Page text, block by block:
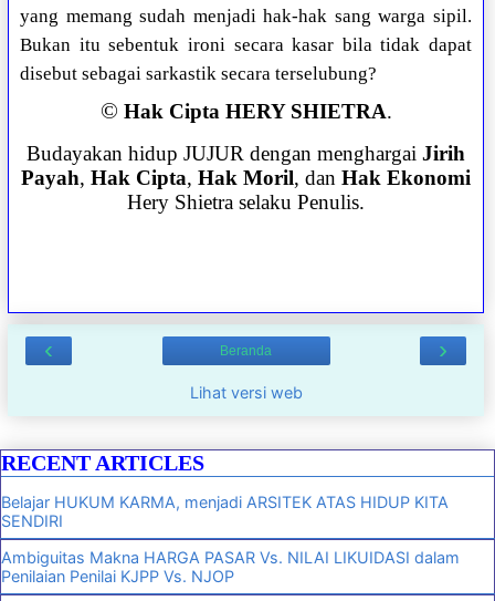
yang memang sudah menjadi hak-hak sang warga sipil.
Bukan itu sebentuk ironi secara kasar bila tidak dapat
disebut sebagai sarkastik secara terselubung?
© Hak Cipta HERY SHIETRA.
Budayakan hidup JUJUR dengan menghargaiJirih
Payah,Hak Cipta,Hak Moril, danHak Ekonomi
Hery Shietra selaku Penulis.
‹ ›
Beranda
Lihat versi web
RECENT ARTICLES
Belajar HUKUM KARMA, menjadi ARSITEK ATAS HIDUP KITA
SENDIRI
Ambiguitas Makna HARGA PASAR Vs. NILAI LIKUIDASI dalam
Penilaian Penilai KJPP Vs. NJOP